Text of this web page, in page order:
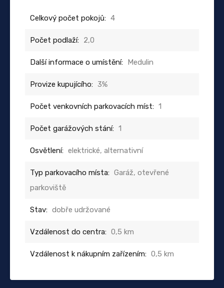
Celkový počet pokojů: 4
Počet podlaží: 2,0
Další informace o umístění: Medulin
Provize kupujícího: 3%
Počet venkovních parkovacích míst: 1
Počet garážových stání: 1
Osvětlení: elektrické, alternativní
Typ parkovacího místa: Garáž, otevřené
parkoviště
Stav: dobře udržované
Vzdálenost do centra: 0,5 km
Vzdálenost k nákupním zařízením: 0,5 km